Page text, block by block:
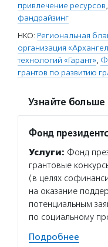
привлечение ресурсов,
фандрайзинг
НКО: Региональная
организация
технологий «Гарант»,
грантов по развитию
Узнайте больше
Фонд
Услуги: Фонд
грантовые
(в целях
на оказание
потенциальным
по социальному
Подробнее